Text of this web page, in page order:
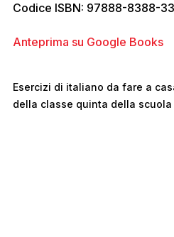
Codice ISBN: 97888-8388-
Anteprima su Google Books
Esercizi di italiano da fare a
della classe quinta della scuola